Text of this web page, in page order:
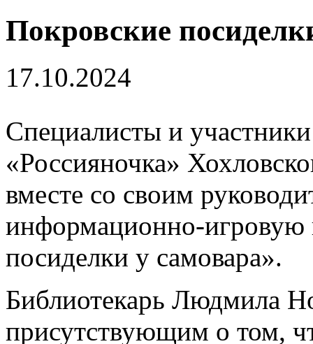
Покровские
17.10.2024
Специалисты и
«Россияночка»
вместе со своим
информационно-игровую
посиделки у самовара».
Библиотекарь Людмила
присутствующим о том,